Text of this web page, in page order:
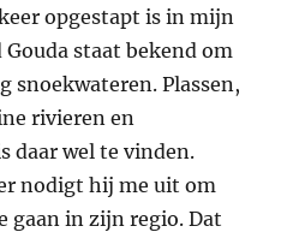
opgestapt is in mijn
staat bekend om
snoekwateren. Plassen,
rivieren en
daar wel te vinden.
nodigt hij me uit om
gaan in zijn regio. Dat